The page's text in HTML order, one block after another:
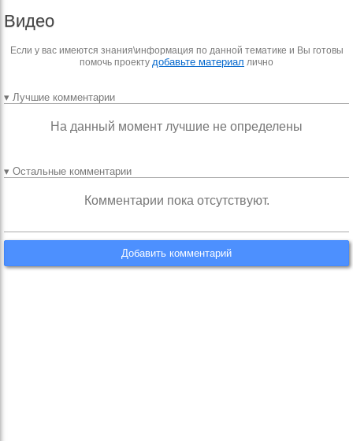
Видео
Если у вас имеются знания\информация по данной тематике и Вы готовы
помочь проекту добавьте материал лично
▾ Лучшие комментарии
На данный момент лучшие не определены
▾ Остальные комментарии
Комментарии пока отсутствуют.
Добавить комментарий